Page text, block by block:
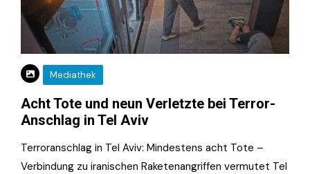
Mediathek
Acht Tote und neun Verletzte bei Terror-
Anschlag in Tel Aviv
Terroranschlag in Tel Aviv: Mindestens acht Tote –
Verbindung zu iranischen Raketenangriffen vermutet Tel